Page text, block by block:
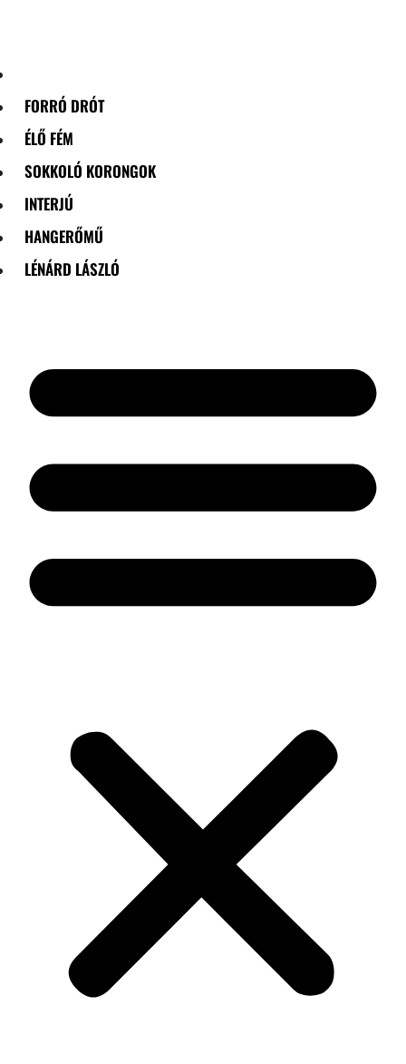
FORRÓ DRÓT
ÉLŐ FÉM
SOKKOLÓ KORONGOK
INTERJÚ
HANGERŐMŰ
LÉNÁRD LÁSZLÓ